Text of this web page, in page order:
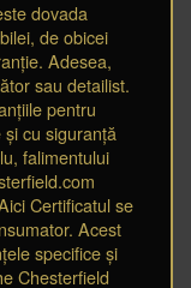
dovada
de obicei
Adesea,
sau detailist.
pentru
cu siguranță
falimentului
Certificatul se
Acest
specifice și
Chesterfield